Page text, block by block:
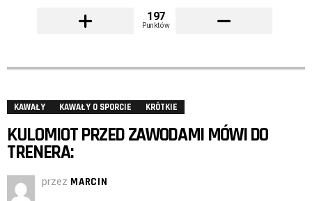
197
Punktów
KAWAŁY KAWAŁY O SPORCIE KRÓTKIE
KULOMIOT PRZED ZAWODAMI MÓWI DO
TRENERA:
przez MARCIN